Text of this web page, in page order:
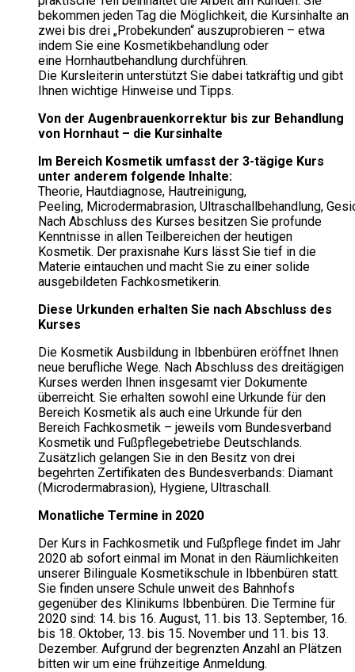
bekommen jeden Tag die Möglichkeit, die Kursinhalte an
zwei bis drei „Probekunden“ auszuprobieren – etwa
indem Sie eine Kosmetikbehandlung oder
eine Hornhautbehandlung durchführen.
Die Kursleiterin unterstützt Sie dabei tatkräftig und gibt
Ihnen wichtige Hinweise und Tipps.
Von der Augenbrauenkorrektur bis zur Behandlung
von Hornhaut – die Kursinhalte
Im Bereich Kosmetik umfasst der 3-tägige Kurs
unter anderem folgende Inhalte:
Theorie, Hautdiagnose, Hautreinigung,
Peeling, Microdermabrasion, Ultraschallbehandlung,
Nach Abschluss des Kurses besitzen Sie profunde
Kenntnisse in allen Teilbereichen der heutigen
Kosmetik. Der praxisnahe Kurs lässt Sie tief in die
Materie eintauchen und macht Sie zu einer solide
ausgebildeten Fachkosmetikerin.
Diese Urkunden erhalten Sie nach Abschluss des
Kurses
Die Kosmetik Ausbildung in Ibbenbüren eröffnet Ihnen
neue berufliche Wege. Nach Abschluss des dreitägigen
Kurses werden Ihnen insgesamt vier Dokumente
überreicht. Sie erhalten sowohl eine Urkunde für den
Bereich Kosmetik als auch eine Urkunde für den
Bereich Fachkosmetik – jeweils vom Bundesverband
Kosmetik und Fußpflegebetriebe Deutschlands.
Zusätzlich gelangen Sie in den Besitz von drei
begehrten Zertifikaten des Bundesverbands: Diamant
(Microdermabrasion), Hygiene, Ultraschall.
Monatliche Termine in 2020
Der Kurs in Fachkosmetik und Fußpflege findet im Jahr
2020 ab sofort einmal im Monat in den Räumlichkeiten
unserer Bilinguale Kosmetikschule in Ibbenbüren statt.
Sie finden unsere Schule unweit des Bahnhofs
gegenüber des Klinikums Ibbenbüren. Die Termine für
2020 sind: 14. bis 16. August, 11. bis 13. September, 16.
bis 18. Oktober, 13. bis 15. November und 11. bis 13.
Dezember. Aufgrund der begrenzten Anzahl an Plätzen
bitten wir um eine frühzeitige Anmeldung.